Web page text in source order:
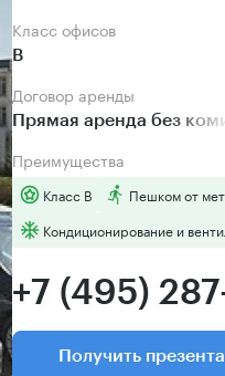
Класс офисов
B
Договор аренды
Прямая аренда без
Преимущества
Класс B
Пешком от
Кондиционирование и
+7 (495)
Получить